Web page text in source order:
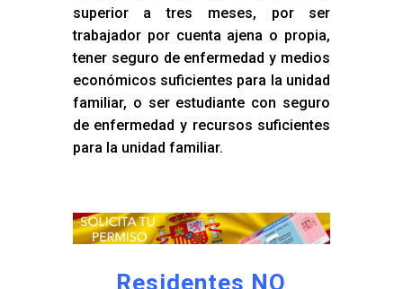
superior a tres meses, por ser
trabajador por cuenta ajena o propia,
tener seguro de enfermedad y medios
económicos suficientes para la unidad
familiar, o ser estudiante con seguro
de enfermedad y recursos suficientes
para la unidad familiar.
Residentes NO